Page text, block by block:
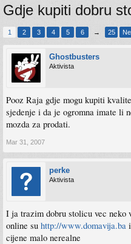
Gdje kupiti dobru
1 2 3 4 5 6 → 25
Ghostbusters
Aktivista
Pooz Raja gdje mogu kupiti
sjedenje i da je ogromna imate li
mozda za prodati.
Mar 31, 2007
perke
Aktivista
I ja trazim dobru stolicu vec neko
online su http://www.domavija.ba i
cijene malo nerealne